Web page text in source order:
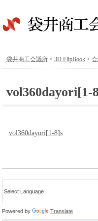
袋井商工会議所 >3D FlipBook >
vol360dayori[1-
vol360dayori[1-8]s
Powered by Translate